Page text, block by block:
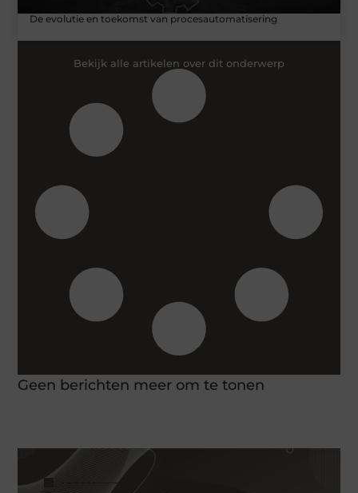
De evolutie en toekomst van procesautomatisering
Bekijk alle artikelen over dit onderwerp
Geen berichten meer om te tonen